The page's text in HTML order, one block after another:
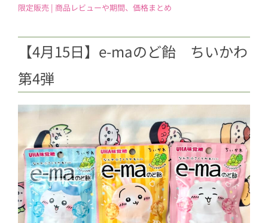
限定販売 | 商品レビューや期間、価格まとめ
【4月15日】e-maのど飴 ちいかわ
第4弾